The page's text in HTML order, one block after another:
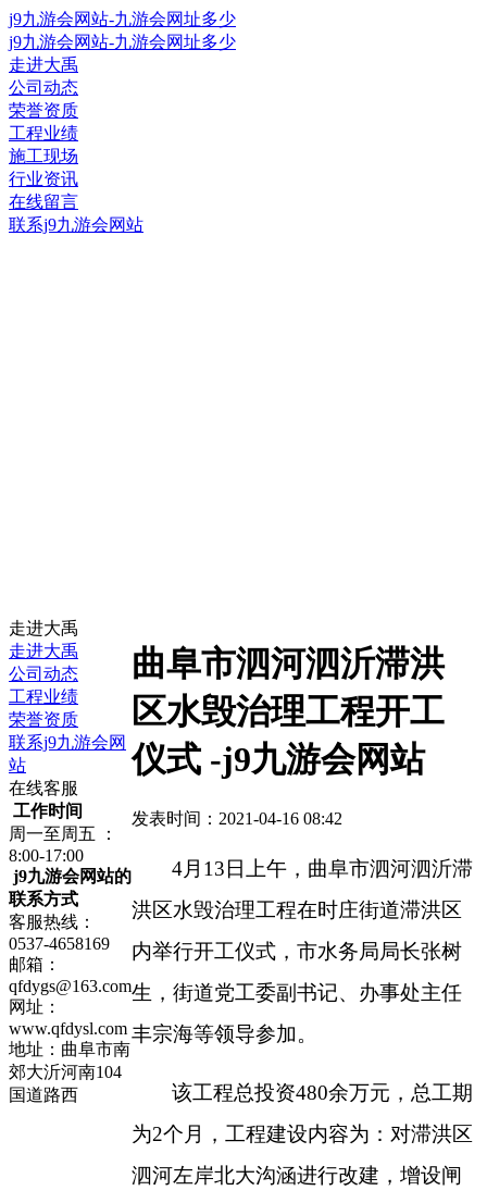
j9九游会网站-九游会网址多少
j9九游会网站-九游会网址多少
走进大禹
公司动态
荣誉资质
工程业绩
施工现场
行业资讯
在线留言
联系j9九游会网站
走进大禹
走进大禹
公司动态
工程业绩
荣誉资质
联系j9九游会网
站
在线客服
工作时间
周一至周五 ：
8:00-17:00
j9九游会网站的
联系方式
客服热线：
0537-4658169
邮箱：
qfdygs@163.com
网址：
www.qfdysl.com
地址：曲阜市南
郊大沂河南104
国道路西
曲阜市泗河泗沂滞洪
区水毁治理工程开工
仪式 -j9九游会网站
发表时间：2021-04-16 08:42
4月13日上午，曲阜市泗河泗沂滞
洪区水毁治理工程在时庄街道滞洪区
内举行开工仪式，市水务局局长张树
生，街道党工委副书记、办事处主任
丰宗海等领导参加。
该工程总投资480余万元，总工期
为2个月，工程建设内容为：对滞洪区
泗河左岸北大沟涵进行改建，增设闸